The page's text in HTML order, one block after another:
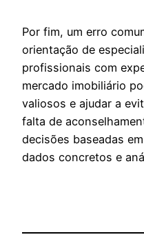
Por fim, um erro
orientação de
profissionais com
mercado imobiliário
valiosos e ajudar a
falta de
decisões baseadas
dados concretos e